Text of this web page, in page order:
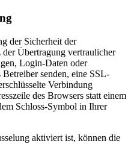
der Sicherheit der
Übertragung vertraulicher
Login-Daten oder
senden, eine SSL-
Verbindung
des Browsers statt einem
Schloss-Symbol in Ihrer
aktiviert ist, können die